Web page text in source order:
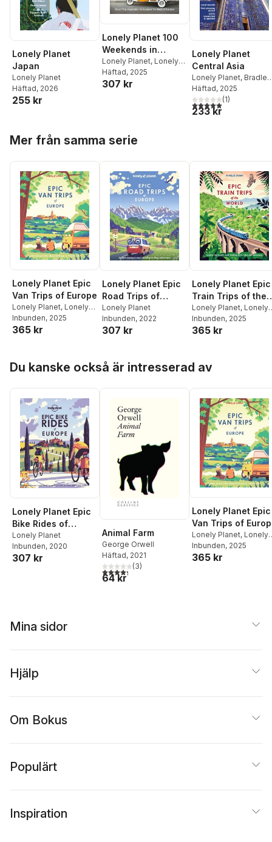
Lonely Planet
Japan
Lonely Planet
Häftad, 2026
255 kr
Lonely Planet 100
Weekends in
Europe
Lonely Planet, Lonely
Planet
Häftad, 2025
307 kr
Lonely Planet
Central Asia
Lonely Planet, Bradley
Mayhew,Mark Elliott
Anna Kaminski
Stephen Lioy
Häftad, 2025
5,0utav 5 stjärnor.
(1)
233 kr
Mer från samma serie
Lonely Planet Epic
Van Trips of Europe
Lonely Planet, Lonely
Planet
Inbunden, 2025
365 kr
Lonely Planet Epic
Road Trips of
Europe
Lonely Planet
Inbunden, 2022
307 kr
Lonely Planet Epic
Train Trips of the
World
Lonely Planet, Lonely
Planet
Inbunden, 2025
365 kr
Du kanske också är intresserad av
Lonely Planet Epic
Bike Rides of
Europe
Lonely Planet
Inbunden, 2020
307 kr
Animal Farm
George Orwell
Häftad, 2021
4,3utav 5 stjärnor. Totalt antal röster:
(3)
64 kr
Lonely Planet Epic
Van Trips of
Lonely Planet, Lonely
Planet
Inbunden, 2025
365 kr
Mina sidor
Hjälp
Om Bokus
Populärt
Inspiration